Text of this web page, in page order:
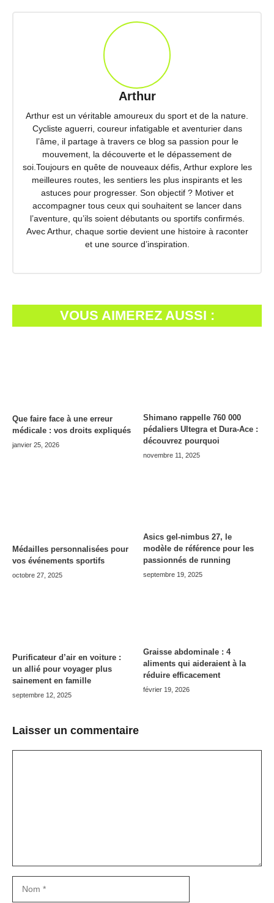
Arthur
Arthur est un véritable amoureux du sport et de la nature.
Cycliste aguerri, coureur infatigable et aventurier dans
l’âme, il partage à travers ce blog sa passion pour le
mouvement, la découverte et le dépassement de
soi.Toujours en quête de nouveaux défis, Arthur explore les
meilleures routes, les sentiers les plus inspirants et les
astuces pour progresser. Son objectif ? Motiver et
accompagner tous ceux qui souhaitent se lancer dans
l’aventure, qu’ils soient débutants ou sportifs confirmés.
Avec Arthur, chaque sortie devient une histoire à raconter
et une source d’inspiration.
VOUS AIMEREZ AUSSI :
Que faire face à une erreur
médicale : vos droits expliqués
janvier 25, 2026
Shimano rappelle 760 000
pédaliers Ultegra et Dura-Ace :
découvrez pourquoi
novembre 11, 2025
Médailles personnalisées pour
vos événements sportifs
octobre 27, 2025
Asics gel-nimbus 27, le
modèle de référence pour les
passionnés de running
septembre 19, 2025
Purificateur d’air en voiture :
un allié pour voyager plus
sainement en famille
septembre 12, 2025
Graisse abdominale : 4
aliments qui aideraient à la
réduire efficacement
février 19, 2026
Laisser un commentaire